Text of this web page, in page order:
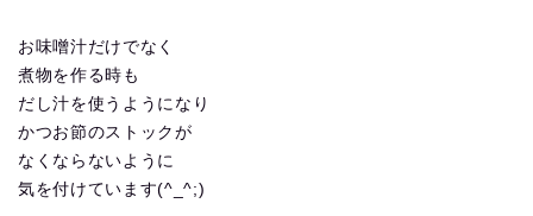
お味噌汁だけでなく
煮物を作る時も
だし汁を使うようになり
かつお節のストックが
なくならないように
気を付けています(^_^;)